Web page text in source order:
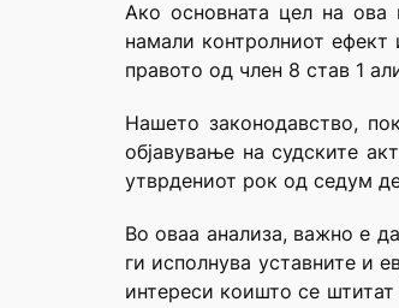
Ако основната цел на ова
намали контролниот
правото од член 8 став 1
Нашето законодавство,
објавување на судските
утврдениот рок од седум
Во оваа анализа, важно е
ги исполнува уставните и
интереси коишто се